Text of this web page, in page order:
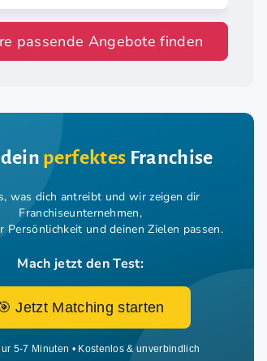
passende Angebote finden
perfektes Franchise
was dich antreibt und wir zeigen dir
Franchiseunternehmen,
Persönlichkeit und deinen Zielen passen.
Mach jetzt den Test:
Jetzt Matching starten
5-7 Minuten • Kostenlos & unverbindlich